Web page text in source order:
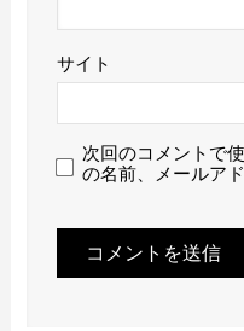
サイト
次回のコメントで
の名前、メールア